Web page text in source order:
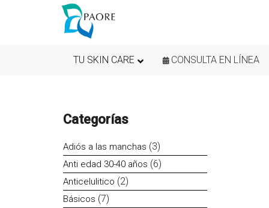
TU SKIN CARE CONSULTA EN LÍNEA
Categorías
Adiós a las manchas 33
productos
Anti edad 30-40 años 66
Anticelulitico 22
Básicos 77